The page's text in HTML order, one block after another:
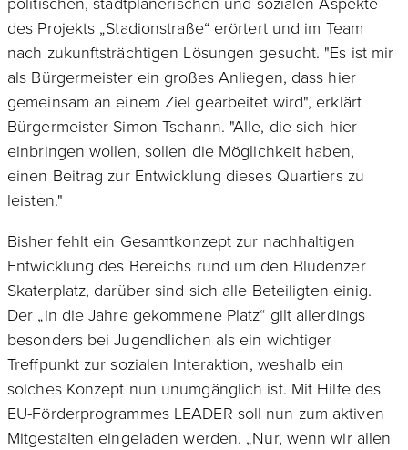
des Projekts „Stadionstraße“ erörtert und im Team
nach zukunftsträchtigen Lösungen gesucht. "Es ist mir
als Bürgermeister ein großes Anliegen, dass hier
gemeinsam an einem Ziel gearbeitet wird", erklärt
Bürgermeister Simon Tschann. "Alle, die sich hier
einbringen wollen, sollen die Möglichkeit haben,
einen Beitrag zur Entwicklung dieses Quartiers zu
leisten."
Bisher fehlt ein Gesamtkonzept zur nachhaltigen
Entwicklung des Bereichs rund um den Bludenzer
Skaterplatz, darüber sind sich alle Beteiligten einig.
Der „in die Jahre gekommene Platz“ gilt allerdings
besonders bei Jugendlichen als ein wichtiger
Treffpunkt zur sozialen Interaktion, weshalb ein
solches Konzept nun unumgänglich ist. Mit Hilfe des
EU-Förderprogrammes LEADER soll nun zum aktiven
Mitgestalten eingeladen werden. „Nur, wenn wir allen